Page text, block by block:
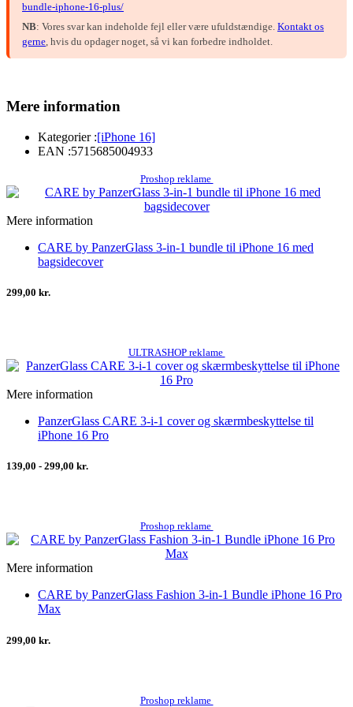
bundle-iphone-16-plus/
NB: Vores svar kan indeholde fejl eller være ufuldstændige. Kontakt os
gerne, hvis du opdager noget, så vi kan forbedre indholdet.
Mere information
Kategorier :[iPhone 16]
EAN :5715685004933
Proshop reklame
Mere information
CARE by PanzerGlass 3-in-1 bundle til iPhone 16 med
bagsidecover
299,00 kr.
ULTRASHOP reklame
Mere information
PanzerGlass CARE 3-i-1 cover og skærmbeskyttelse til
iPhone 16 Pro
139,00 - 299,00 kr.
Proshop reklame
Mere information
CARE by PanzerGlass Fashion 3-in-1 Bundle iPhone 16 Pro
Max
299,00 kr.
Proshop reklame